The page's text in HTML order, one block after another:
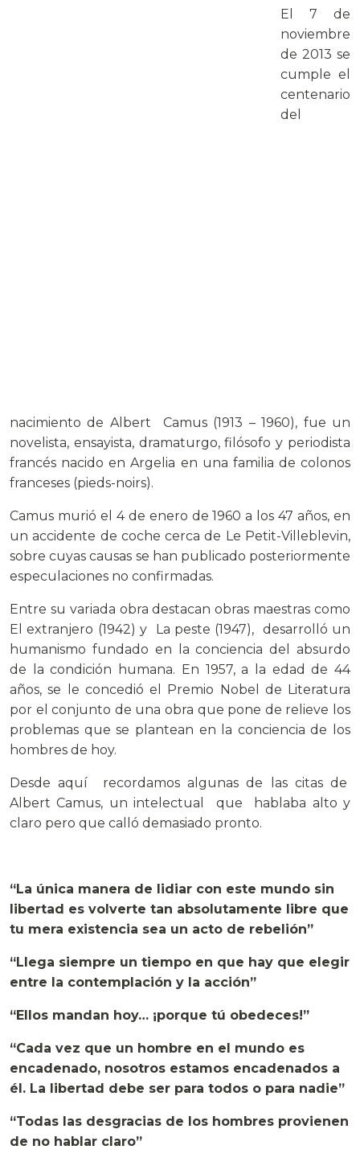
El 7 de
noviembre
de 2013 se
cumple el
centenario
del
nacimiento de Albert Camus (1913 – 1960), fue un
novelista, ensayista, dramaturgo, filósofo y periodista
francés nacido en Argelia en una familia de colonos
franceses (pieds-noirs).
Camus murió el 4 de enero de 1960 a los 47 años, en
un accidente de coche cerca de Le Petit-Villeblevin,
sobre cuyas causas se han publicado posteriormente
especulaciones no confirmadas.
Entre su variada obra destacan obras maestras como
El extranjero (1942) y La peste (1947), desarrolló un
humanismo fundado en la conciencia del absurdo
de la condición humana. En 1957, a la edad de 44
años, se le concedió el Premio Nobel de Literatura
por el conjunto de una obra que pone de relieve los
problemas que se plantean en la conciencia de los
hombres de hoy.
Desde aquí recordamos algunas de las citas de
Albert Camus, un intelectual que hablaba alto y
claro pero que calló demasiado pronto.
“La única manera de lidiar con este mundo sin
libertad es volverte tan absolutamente libre que
tu mera existencia sea un acto de rebelión”
“Llega siempre un tiempo en que hay que elegir
entre la contemplación y la acción”
“Ellos mandan hoy… ¡porque tú obedeces!”
“Cada vez que un hombre en el mundo es
encadenado, nosotros estamos encadenados a
él. La libertad debe ser para todos o para nadie”
“Todas las desgracias de los hombres provienen
de no hablar claro”